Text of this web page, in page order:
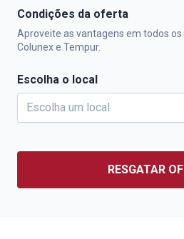
Condições da oferta
Aproveite as vantagens em todos
Colunex e Tempur.
Escolha o local
RESGATAR